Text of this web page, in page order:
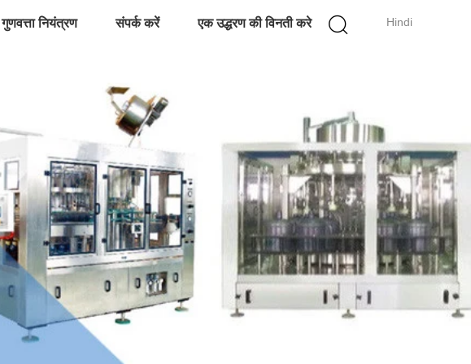
Hindi
गुणवत्ता नियंत्रण संपर्क करें एक उद्धरण की विनती करे